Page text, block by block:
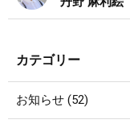
カテゴリー
お知らせ (52)